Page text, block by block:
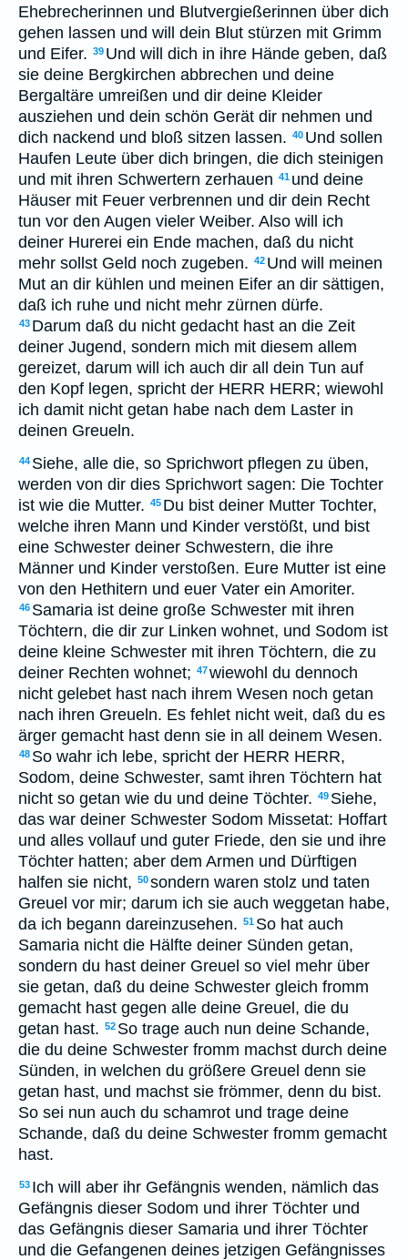
Ehebrecherinnen und Blutvergießerinnen über dich
gehen lassen und will dein Blut stürzen mit Grimm
und Eifer. 39 Und will dich in ihre Hände geben, daß
sie deine Bergkirchen abbrechen und deine
Bergaltäre umreißen und dir deine Kleider
ausziehen und dein schön Gerät dir nehmen und
dich nackend und bloß sitzen lassen. 40 Und sollen
Haufen Leute über dich bringen, die dich steinigen
und mit ihren Schwertern zerhauen 41 und deine
Häuser mit Feuer verbrennen und dir dein Recht
tun vor den Augen vieler Weiber. Also will ich
deiner Hurerei ein Ende machen, daß du nicht
mehr sollst Geld noch zugeben. 42 Und will meinen
Mut an dir kühlen und meinen Eifer an dir sättigen,
daß ich ruhe und nicht mehr zürnen dürfe.
43 Darum daß du nicht gedacht hast an die Zeit
deiner Jugend, sondern mich mit diesem allem
gereizet, darum will ich auch dir all dein Tun auf
den Kopf legen, spricht der HERR HERR; wiewohl
ich damit nicht getan habe nach dem Laster in
deinen Greueln.
44 Siehe, alle die, so Sprichwort pflegen zu üben,
werden von dir dies Sprichwort sagen: Die Tochter
ist wie die Mutter. 45 Du bist deiner Mutter Tochter,
welche ihren Mann und Kinder verstößt, und bist
eine Schwester deiner Schwestern, die ihre
Männer und Kinder verstoßen. Eure Mutter ist eine
von den Hethitern und euer Vater ein Amoriter.
46 Samaria ist deine große Schwester mit ihren
Töchtern, die dir zur Linken wohnet, und Sodom ist
deine kleine Schwester mit ihren Töchtern, die zu
deiner Rechten wohnet; 47wiewohl du dennoch
nicht gelebet hast nach ihrem Wesen noch getan
nach ihren Greueln. Es fehlet nicht weit, daß du es
ärger gemacht hast denn sie in all deinem Wesen.
48 So wahr ich lebe, spricht der HERR HERR,
Sodom, deine Schwester, samt ihren Töchtern hat
nicht so getan wie du und deine Töchter. 49 Siehe,
das war deiner Schwester Sodom Missetat: Hoffart
und alles vollauf und guter Friede, den sie und ihre
Töchter hatten; aber dem Armen und Dürftigen
halfen sie nicht, 50sondern waren stolz und taten
Greuel vor mir; darum ich sie auch weggetan habe,
da ich begann dareinzusehen. 51 So hat auch
Samaria nicht die Hälfte deiner Sünden getan,
sondern du hast deiner Greuel so viel mehr über
sie getan, daß du deine Schwester gleich fromm
gemacht hast gegen alle deine Greuel, die du
getan hast. 52 So trage auch nun deine Schande,
die du deine Schwester fromm machst durch deine
Sünden, in welchen du größere Greuel denn sie
getan hast, und machst sie frömmer, denn du bist.
So sei nun auch du schamrot und trage deine
Schande, daß du deine Schwester fromm gemacht
hast.
53 Ich will aber ihr Gefängnis wenden, nämlich das
Gefängnis dieser Sodom und ihrer Töchter und
das Gefängnis dieser Samaria und ihrer Töchter
und die Gefangenen deines jetzigen Gefängnisses